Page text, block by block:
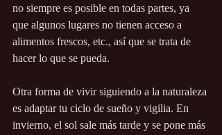
no siempre es posible en todas partes, ya
que algunos lugares no tienen acceso a
alimentos frescos, etc., así que se trata de
hacer lo que se pueda.
Otra forma de vivir siguiendo a la naturaleza
es adaptar tu ciclo de sueño y vigilia. En
invierno, el sol sale más tarde y se pone más